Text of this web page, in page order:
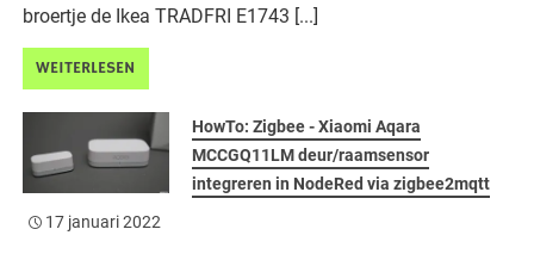
broertje de Ikea TRADFRI E1743 [...]
WEITERLESEN
HowTo: Zigbee - Xiaomi Aqara
MCCGQ11LM deur/raamsensor
integreren in NodeRed via zigbee2mqtt
17 januari 2022